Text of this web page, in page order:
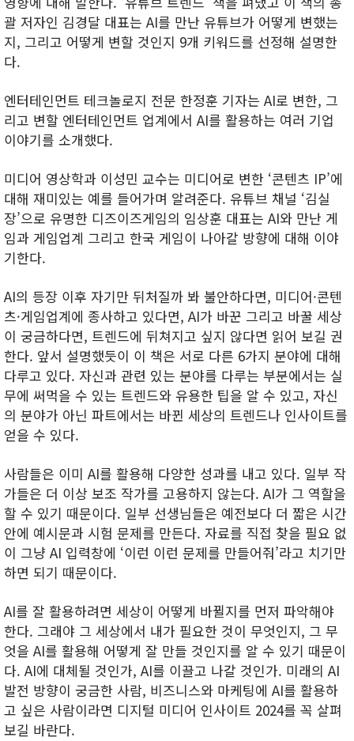
괄 저자인 김경달 대표는 AI를 만난 유튜브가 어떻게 변했는
지, 그리고 어떻게 변할 것인지 9개 키워드를 선정해 설명한
다.
엔터테인먼트 테크놀로지 전문 한정훈 기자는 AI로 변한, 그
리고 변할 엔터테인먼트 업계에서 AI를 활용하는 여러 기업
이야기를 소개했다.
미디어 영상학과 이성민 교수는 미디어로 변한 ‘콘텐츠 IP’에
대해 재미있는 예를 들어가며 알려준다. 유튜브 채널 ‘김실
장’으로 유명한 디즈이즈게임의 임상훈 대표는 AI와 만난 게
임과 게임업계 그리고 한국 게임이 나아갈 방향에 대해 이야
기한다.
AI의 등장 이후 자기만 뒤처질까 봐 불안하다면, 미디어·콘텐
츠·게임업계에 종사하고 있다면, AI가 바꾼 그리고 바꿀 세상
이 궁금하다면, 트렌드에 뒤쳐지고 싶지 않다면 읽어 보길 권
한다. 앞서 설명했듯이 이 책은 서로 다른 6가지 분야에 대해
다루고 있다. 자신과 관련 있는 분야를 다루는 부분에서는 실
무에 써먹을 수 있는 트렌드와 유용한 팁을 알 수 있고, 자신
의 분야가 아닌 파트에서는 바뀐 세상의 트렌드나 인사이트를
얻을 수 있다.
사람들은 이미 AI를 활용해 다양한 성과를 내고 있다. 일부 작
가들은 더 이상 보조 작가를 고용하지 않는다. AI가 그 역할을
할 수 있기 때문이다. 일부 선생님들은 예전보다 더 짧은 시간
안에 예시문과 시험 문제를 만든다. 자료를 직접 찾을 필요 없
이 그냥 AI 입력창에 ‘이런 이런 문제를 만들어줘’라고 치기만
하면 되기 때문이다.
AI를 잘 활용하려면 세상이 어떻게 바뀔지를 먼저 파악해야
한다. 그래야 그 세상에서 내가 필요한 것이 무엇인지, 그 무
엇을 AI를 활용해 어떻게 잘 만들 것인지를 알 수 있기 때문이
다. AI에 대체될 것인가, AI를 이끌고 나갈 것인가. 미래의 AI
발전 방향이 궁금한 사람, 비즈니스와 마케팅에 AI를 활용하
고 싶은 사람이라면 디지털 미디어 인사이트 2024를 꼭 살펴
보길 바란다.